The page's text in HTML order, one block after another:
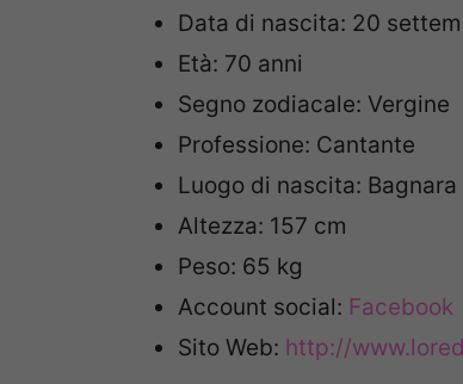
Data di nascita: 20
Età: 70 anni
Segno zodiacale: Vergine
Professione: Cantante
Luogo di nascita:
Altezza: 157 cm
Peso: 65 kg
Account social: Facebook
Sito Web: http://